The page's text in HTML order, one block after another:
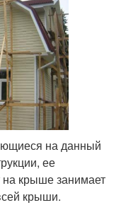
на данный
ее
на крыше занимает
крыши.